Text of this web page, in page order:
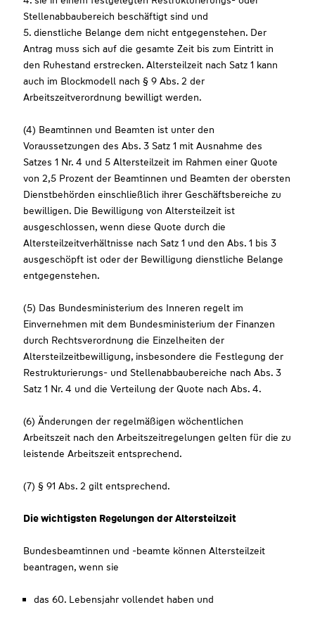
Stellenabbaubereich beschäftigt sind und
5. dienstliche Belange dem nicht entgegenstehen. Der
Antrag muss sich auf die gesamte Zeit bis zum Eintritt in
den Ruhestand erstrecken. Altersteilzeit nach Satz 1 kann
auch im Blockmodell nach § 9 Abs. 2 der
Arbeitszeitverordnung bewilligt werden.
(4) Beamtinnen und Beamten ist unter den
Voraussetzungen des Abs. 3 Satz 1 mit Ausnahme des
Satzes 1 Nr. 4 und 5 Altersteilzeit im Rahmen einer Quote
von 2,5 Prozent der Beamtinnen und Beamten der obersten
Dienstbehörden einschließlich ihrer Geschäftsbereiche zu
bewilligen. Die Bewilligung von Altersteilzeit ist
ausgeschlossen, wenn diese Quote durch die
Altersteilzeitverhältnisse nach Satz 1 und den Abs. 1 bis 3
ausgeschöpft ist oder der Bewilligung dienstliche Belange
entgegenstehen.
(5) Das Bundesministerium des Inneren regelt im
Einvernehmen mit dem Bundesministerium der Finanzen
durch Rechtsverordnung die Einzelheiten der
Altersteilzeitbewilligung, insbesondere die Festlegung der
Restrukturierungs- und Stellenabbaubereiche nach Abs. 3
Satz 1 Nr. 4 und die Verteilung der Quote nach Abs. 4.
(6) Änderungen der regelmäßigen wöchentlichen
Arbeitszeit nach den Arbeitszeitregelungen gelten für die zu
leistende Arbeitszeit entsprechend.
(7) § 91 Abs. 2 gilt entsprechend.
Die wichtigsten Regelungen der Altersteilzeit
Bundesbeamtinnen und -beamte können Altersteilzeit
beantragen, wenn sie
das 60. Lebensjahr vollendet haben und